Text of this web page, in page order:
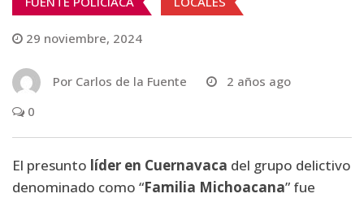
29 noviembre, 2024
Por Carlos de la Fuente
2 años ago
0
El presunto líder en Cuernavaca del grupo delictivo
denominado como “Familia Michoacana” fue